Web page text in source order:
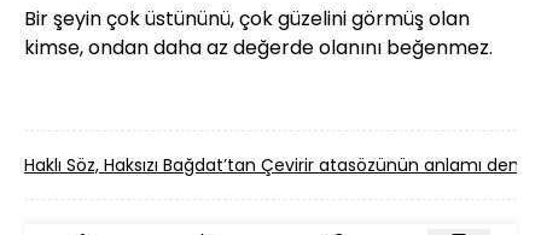
Bir şeyin çok üstününü, çok güzelini görmüş olan
kimse, ondan daha az değerde olanını beğenmez.
Haklı Söz, Haksızı Bağdat’tan Çevirir atasözünün anlamı